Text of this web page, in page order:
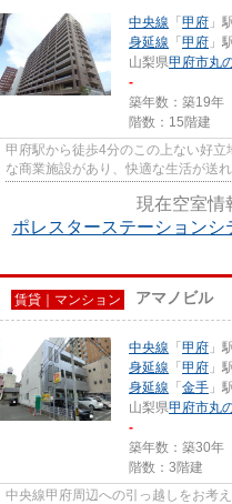
中央線 「 甲府 」
身延線 「 甲府 」
山梨県甲府市丸
-
築年数：築19年
階数：15階建
甲府駅から徒歩4分のこの上ない好
な商業施設があり、快適な生活が送
現在空室情
ポレスターステーション
賃貸｜マンション アマノビル
中央線 「 甲府 」
身延線 「 甲府 」
身延線 「 金手 」
山梨県甲府市丸
-
築年数：築30年
階数：3階建
中央線甲府周辺への引っ越しをお考